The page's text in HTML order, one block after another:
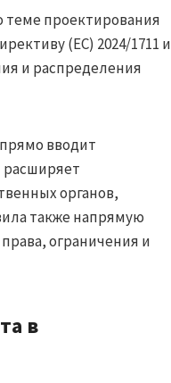
теме проектирования
(ЕС) 2024/1711 и
и распределения
вводит
расширяет
органов,
также напрямую
ограничения и
в